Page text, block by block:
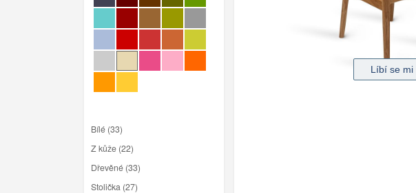
Bílé (33)
Z kůže (22)
Dřevěné (33)
Stolička (27)